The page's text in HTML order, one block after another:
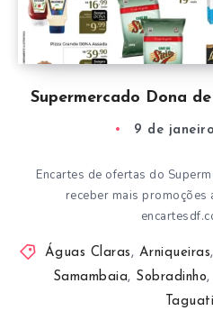
Supermercado Dona
9 de
Encartes de ofertas do
receber mais
Águas Claras , Arniqueiras
Samambaia, Sobradinho,